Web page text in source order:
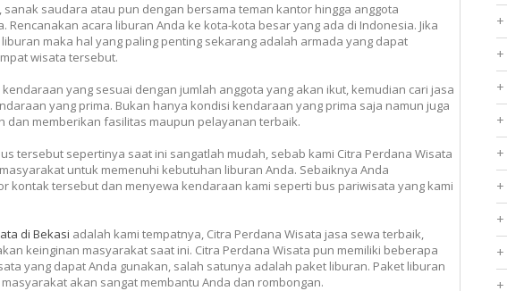
sanak saudara atau pun dengan bersama teman kantor hingga anggota
Rencanakan acara liburan Anda ke kota-kota besar yang ada di Indonesia. Jika
maka hal yang paling penting sekarang adalah armada yang dapat
wisata tersebut.
yang sesuai dengan jumlah anggota yang akan ikut, kemudian cari jasa
yang prima. Bukan hanya kondisi kendaraan yang prima saja namun juga
dan memberikan fasilitas maupun pelayanan terbaik.
tersebut sepertinya saat ini sangatlah mudah, sebab kami Citra Perdana Wisata
untuk memenuhi kebutuhan liburan Anda. Sebaiknya Anda
kontak tersebut dan menyewa kendaraan kami seperti bus pariwisata yang kami
di Bekasi adalah kami tempatnya, Citra Perdana Wisata jasa sewa terbaik,
keinginan masyarakat saat ini. Citra Perdana Wisata pun memiliki beberapa
yang dapat Anda gunakan, salah satunya adalah paket liburan. Paket liburan
akan sangat membantu Anda dan rombongan.